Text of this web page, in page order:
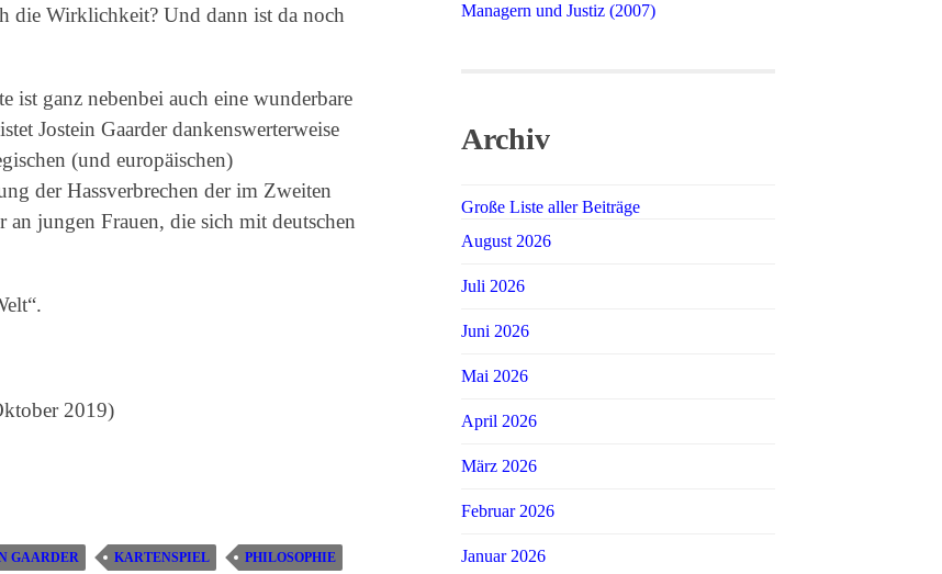
die Wirklichkeit? Und dann ist da noch
ist ganz nebenbei auch eine wunderbare
Jostein Gaarder dankenswerterweise
(und europäischen)
der Hassverbrechen der im Zweiten
jungen Frauen, die sich mit deutschen
2019)
GAARDER KARTENSPIEL PHILOSOPHIE
Managern und Justiz (2007)
Archiv
Große Liste aller Beiträge
August 2026
Juli 2026
Juni 2026
Mai 2026
April 2026
März 2026
Februar 2026
Januar 2026